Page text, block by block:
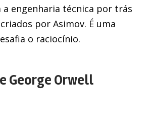
a engenharia técnica por trás
por Asimov. É uma
o raciocínio.
George Orwell